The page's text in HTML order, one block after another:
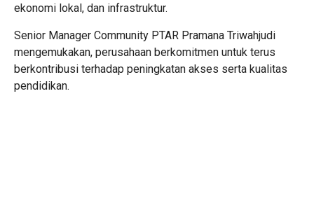
ekonomi lokal, dan infrastruktur.
Senior Manager Community PTAR Pramana Triwahjudi
mengemukakan, perusahaan berkomitmen untuk terus
berkontribusi terhadap peningkatan akses serta kualitas
pendidikan.